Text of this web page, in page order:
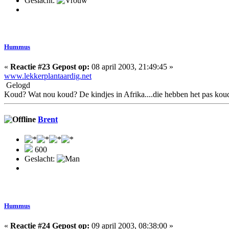
Hummus
« Reactie #23 Gepost op: 08 april 2003, 21:49:45 »
www.lekkerplantaardig.net
Gelogd
Koud? Wat nou koud? De kindjes in Afrika....die hebben het pas
Brent
600
Geslacht:
Hummus
« Reactie #24 Gepost op: 09 april 2003, 08:38:00 »